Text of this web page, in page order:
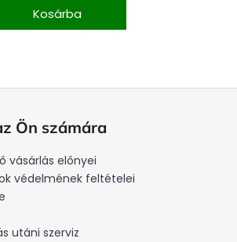
Kosárba
Ön számára
vásárlás előnyei
védelmének feltételei
utáni szerviz